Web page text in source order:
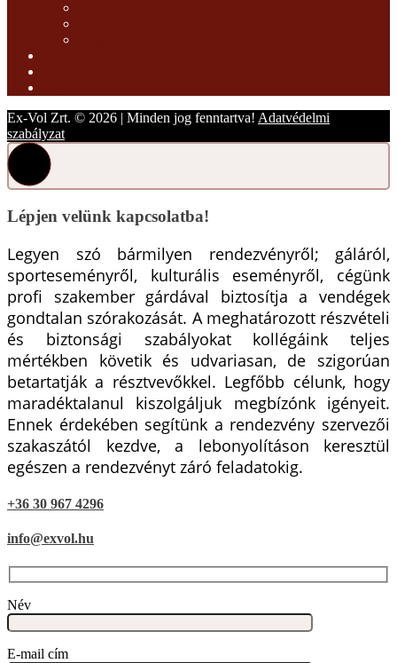
Ex-Vol Zrt. © 2026 | Minden jog fenntartva! Adatvédelmi
szabályzat
Lépjen velünk kapcsolatba!
Legyen szó bármilyen rendezvényről; gáláról,
sporteseményről, kulturális eseményről, cégünk
profi szakember gárdával biztosítja a vendégek
gondtalan szórakozását. A meghatározott részvételi
és biztonsági szabályokat kollégáink teljes
mértékben követik és udvariasan, de szigorúan
betartatják a résztvevőkkel. Legfőbb célunk, hogy
maradéktalanul kiszolgáljuk megbízónk igényeit.
Ennek érdekében segítünk a rendezvény szervezői
szakaszától kezdve, a lebonyolításon keresztül
egészen a rendezvényt záró feladatokig.
+36 30 967 4296
info@exvol.hu
Név
E-mail cím